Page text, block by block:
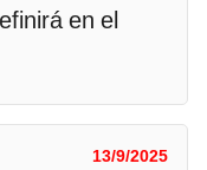
en el
13/9/2025